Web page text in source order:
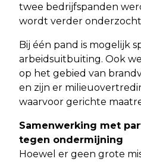
twee bedrijfspanden
wordt verder
Bij één pand is mogelijk
arbeidsuitbuiting. Ook
op het gebied van
en zijn er
waarvoor gerichte
Samenwerking met
tegen ondermijning
Hoewel er geen grote